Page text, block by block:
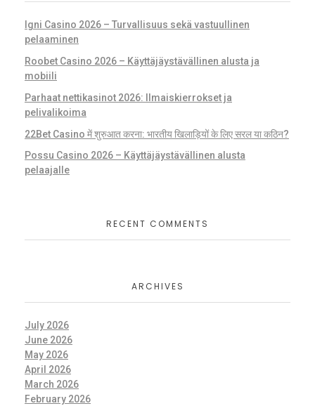
Igni Casino 2026 – Turvallisuus sekä vastuullinen
pelaaminen
Roobet Casino 2026 – Käyttäjäystävällinen alusta ja
mobiili
Parhaat nettikasinot 2026: Ilmaiskierrokset ja
pelivalikoima
22Bet Casino में शुरुआत करना: भारतीय खिलाड़ियों के लिए सरल या कठिन?
Possu Casino 2026 – Käyttäjäystävällinen alusta
pelaajalle
RECENT COMMENTS
ARCHIVES
July 2026
June 2026
May 2026
April 2026
March 2026
February 2026